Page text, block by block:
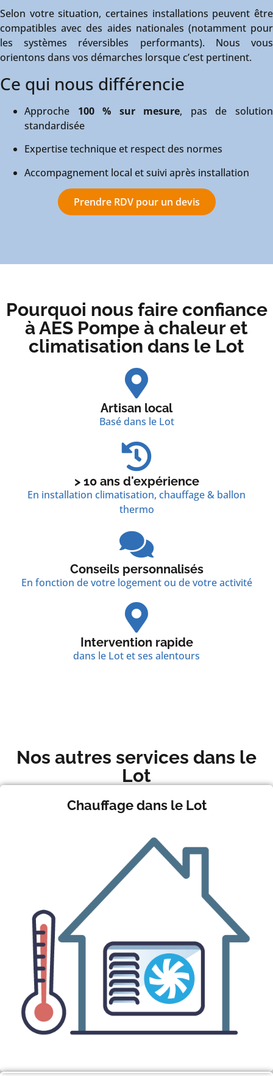
Selon votre situation, certaines installations peuvent être
compatibles avec des aides nationales (notamment pour
les systèmes réversibles performants). Nous vous
orientons dans vos démarches lorsque c’est pertinent.
Ce qui nous différencie
Approche 100 % sur mesure, pas de solution
standardisée
Expertise technique et respect des normes
Accompagnement local et suivi après installation
Prendre RDV pour un devis
Pourquoi nous faire confiance
à AES Pompe à chaleur et
climatisation dans le Lot
Artisan local
Basé dans le Lot
> 10 ans d'expérience
En installation climatisation, chauffage & ballon
thermo
Conseils personnalisés
En fonction de votre logement ou de votre activité
Intervention rapide
dans le Lot et ses alentours
Nos autres services dans le
Lot
Chauffage dans le Lot